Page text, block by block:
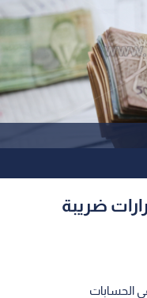
ضريبة
الحسابات